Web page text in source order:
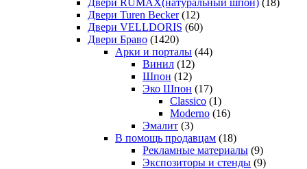
Двери Turen Becker (12)
Двери VELLDORIS (60)
Двери Браво (1420)
Арки и порталы (44)
Винил (12)
Шпон (12)
Эко Шпон (17)
Classico (1)
Moderno (16)
Эмалит (3)
В помощь продавцам (18)
Рекламные материалы (9)
Экспозиторы и стенды (9)